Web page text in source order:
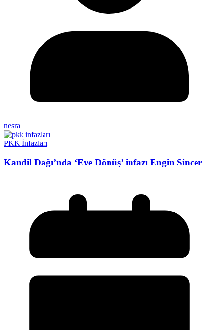
nesra
PKK İnfazları
Kandil Dağı’nda ‘Eve Dönüş’ infazı Engin Sincer